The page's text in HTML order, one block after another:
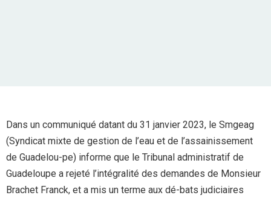
Dans un communiqué datant du 31 janvier 2023, le Smgeag
(Syndicat mixte de gestion de l’eau et de l’assainissement
de Guadelou-pe) informe que le Tribunal administratif de
Guadeloupe a rejeté l’intégralité des demandes de Monsieur
Brachet Franck, et a mis un terme aux dé-bats judiciaires